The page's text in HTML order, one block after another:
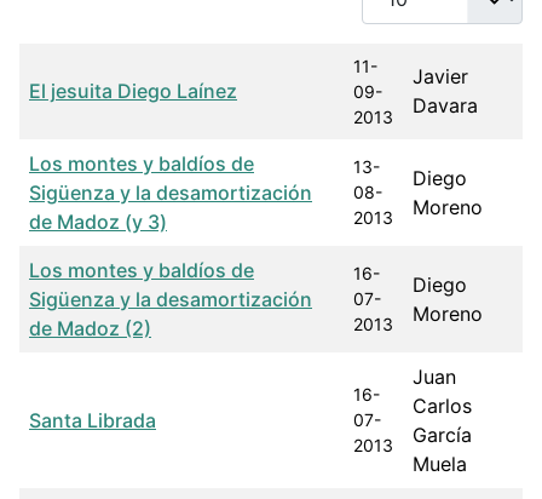
Autor
El jesuita Diego Laínez
11-
09-
2013
Javier
Davara
Los montes y baldíos de
Sigüenza y la desamortización
de Madoz (y 3)
13-
08-
2013
Diego
Moreno
Los montes y baldíos de
Sigüenza y la desamortización
de Madoz (2)
16-
07-
2013
Diego
Moreno
Santa Librada
16-
07-
2013
Juan
Carlos
García
Muela